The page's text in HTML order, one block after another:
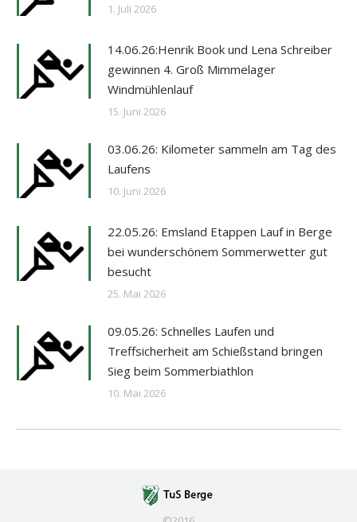
1. Juli 2026
14.06.26:Henrik Book und Lena Schreiber
gewinnen 4. Groß Mimmelager
Windmühlenlauf
15. Juni 2026
03.06.26: Kilometer sammeln am Tag des
Laufens
10. Juni 2026
22.05.26: Emsland Etappen Lauf in Berge
bei wunderschönem Sommerwetter gut
besucht
25. Mai 2026
09.05.26: Schnelles Laufen und
Treffsicherheit am Schießstand bringen
Sieg beim Sommerbiathlon
10. Mai 2026